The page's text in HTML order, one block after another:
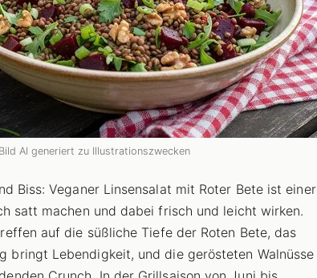
AI generiert zu Illustrationszwecken
Biss: Veganer Linsensalat mit Roter Bete ist einer
satt machen und dabei frisch und leicht wirken.
auf die süßliche Tiefe der Roten Bete, das
bringt Lebendigkeit, und die gerösteten Walnüsse